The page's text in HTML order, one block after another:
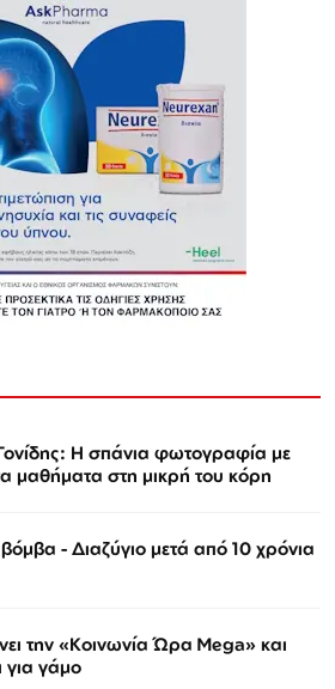
Η σπάνια φωτογραφία με
μαθήματα στη μικρή του κόρη
- Διαζύγιο μετά από 10 χρόνια
την «Κοινωνία Ώρα Mega» και
για γάμο